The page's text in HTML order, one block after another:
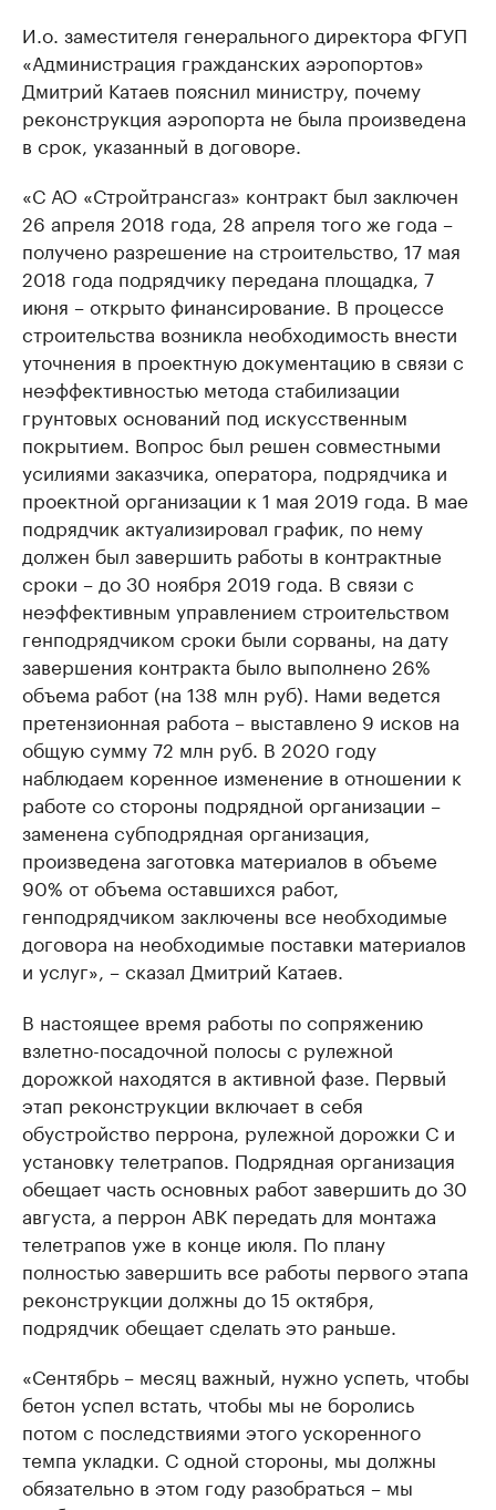
И.о. заместителя генерального директора ФГУП
«Администрация гражданских аэропортов»
Дмитрий Катаев пояснил министру, почему
реконструкция аэропорта не была произведена
в срок, указанный в договоре.
«С АО «Стройтрансгаз» контракт был заключен
26 апреля 2018 года, 28 апреля того же года –
получено разрешение на строительство, 17 мая
2018 года подрядчику передана площадка, 7
июня – открыто финансирование. В процессе
строительства возникла необходимость внести
уточнения в проектную документацию в связи с
неэффективностью метода стабилизации
грунтовых оснований под искусственным
покрытием. Вопрос был решен совместными
усилиями заказчика, оператора, подрядчика и
проектной организации к 1 мая 2019 года. В мае
подрядчик актуализировал график, по нему
должен был завершить работы в контрактные
сроки – до 30 ноября 2019 года. В связи с
неэффективным управлением строительством
генподрядчиком сроки были сорваны, на дату
завершения контракта было выполнено 26%
объема работ (на 138 млн руб). Нами ведется
претензионная работа – выставлено 9 исков на
общую сумму 72 млн руб. В 2020 году
наблюдаем коренное изменение в отношении к
работе со стороны подрядной организации –
заменена субподрядная организация,
произведена заготовка материалов в объеме
90% от объема оставшихся работ,
генподрядчиком заключены все необходимые
договора на необходимые поставки материалов
и услуг», – сказал Дмитрий Катаев.
В настоящее время работы по сопряжению
взлетно-посадочной полосы с рулежной
дорожкой находятся в активной фазе. Первый
этап реконструкции включает в себя
обустройство перрона, рулежной дорожки С и
установку телетрапов. Подрядная организация
обещает часть основных работ завершить до 30
августа, а перрон АВК передать для монтажа
телетрапов уже в конце июля. По плану
полностью завершить все работы первого этапа
реконструкции должны до 15 октября,
подрядчик обещает сделать это раньше.
«Сентябрь – месяц важный, нужно успеть, чтобы
бетон успел встать, чтобы мы не боролись
потом с последствиями этого ускоренного
темпа укладки. С одной стороны, мы должны
обязательно в этом году разобраться – мы